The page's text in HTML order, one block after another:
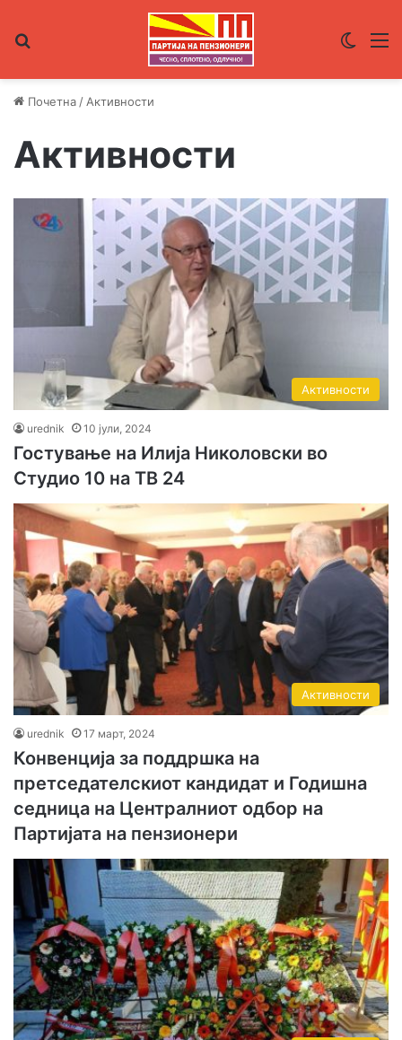
Почетна / Активности
Активности
Активности
urednik 10 јули, 2024
Гостување на Илија Николовски во
Студио 10 на ТВ 24
Активности
urednik 17 март, 2024
Конвенција за поддршка на
претседателскиот кандидат и Годишна
седница на Централниот одбор на
Партијата на пензионери